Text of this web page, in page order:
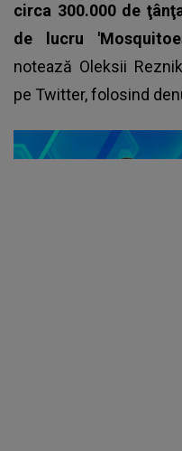
circa 300.000 de
de lucru
notează Oleksii
pe Twitter, folosind